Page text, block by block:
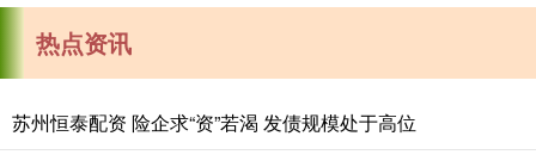
热点资讯
苏州恒泰配资 险企求“资”若渴 发债规模处于高位